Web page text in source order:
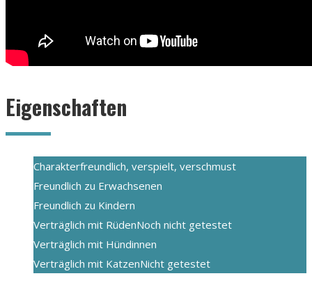
Eigenschaften
Charakterfreundlich, verspielt, verschmust
Freundlich zu Erwachsenen
Freundlich zu Kindern
Verträglich mit RüdenNoch nicht getestet
Verträglich mit Hündinnen
Verträglich mit KatzenNicht getestet